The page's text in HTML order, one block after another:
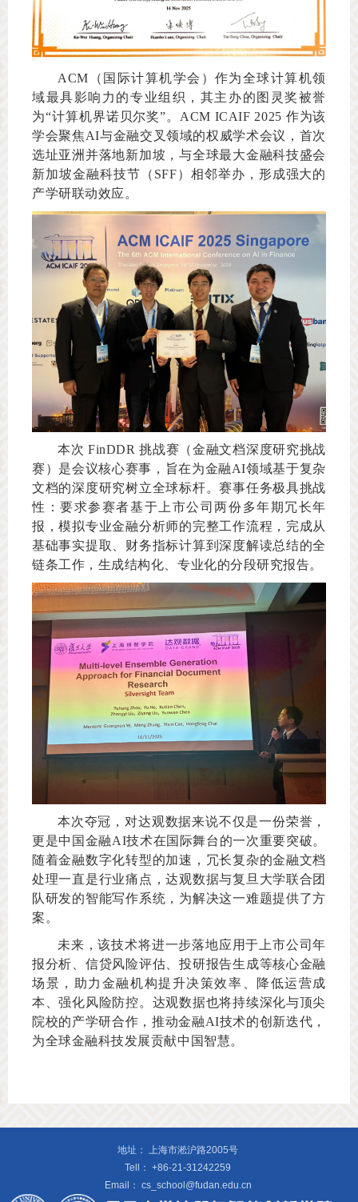
ACM（国际计算机学会）作为全球计算机领
域最具影响力的专业组织，其主办的图灵奖被誉
为“计算机界诺贝尔奖”。ACM ICAIF 2025 作为该
学会聚焦AI与金融交叉领域的权威学术会议，首次
选址亚洲并落地新加坡，与全球最大金融科技盛会
新加坡金融科技节（SFF）相邻举办，形成强大的
产学研联动效应。
本次 FinDDR 挑战赛（金融文档深度研究挑战
赛）是会议核心赛事，旨在为金融AI领域基于复杂
文档的深度研究树立全球标杆。赛事任务极具挑战
性：要求参赛者基于上市公司两份多年期冗长年
报，模拟专业金融分析师的完整工作流程，完成从
基础事实提取、财务指标计算到深度解读总结的全
链条工作，生成结构化、专业化的分段研究报告。
本次夺冠，对达观数据来说不仅是一份荣誉，
更是中国金融AI技术在国际舞台的一次重要突破。
随着金融数字化转型的加速，冗长复杂的金融文档
处理一直是行业痛点，达观数据与复旦大学联合团
队研发的智能写作系统，为解决这一难题提供了方
案。
未来，该技术将进一步落地应用于上市公司年
报分析、信贷风险评估、投研报告生成等核心金融
场景，助力金融机构提升决策效率、降低运营成
本、强化风险防控。达观数据也将持续深化与顶尖
院校的产学研合作，推动金融AI技术的创新迭代，
为全球金融科技发展贡献中国智慧。
地址：
上海市淞沪路2005号
Tell： +86-21-31242259
Email： cs_school@fudan.edu.cn